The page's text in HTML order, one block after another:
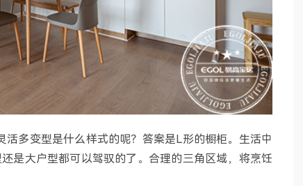
多变型是什么样式的呢？答案是L形的橱柜。生活中
是大户型都可以驾驭的了。合理的三角区域，将烹饪